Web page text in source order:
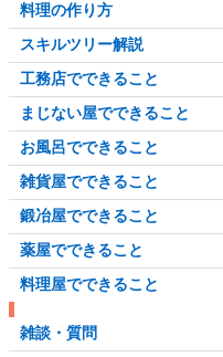
料理の作り方
スキルツリー解説
工務店でできること
まじない屋でできること
お風呂でできること
雑貨屋でできること
鍛冶屋でできること
薬屋でできること
料理屋でできること
雑談・質問